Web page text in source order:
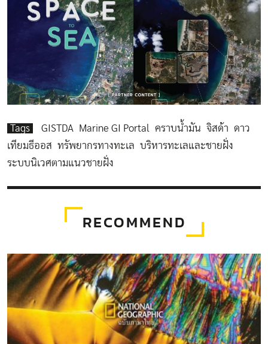
Tags GISTDA Marine GI Portal คราบน้ำมัน จิสด้า ดาว
เทียมธีออส ทรัพยากรทางทะเล บริหารทะเลและชายฝั่ง
ระบบนิเวศตามแนวชายฝั่ง
RECOMMEND